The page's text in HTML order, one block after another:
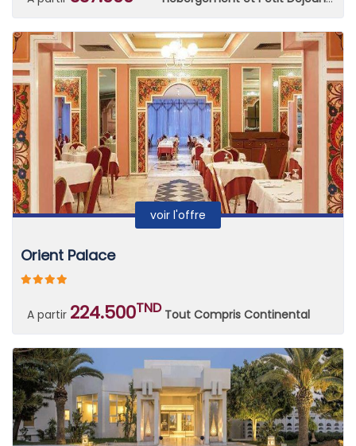
voir l'offre
Orient Palace
A partir 224.500TND Tout Compris Continental